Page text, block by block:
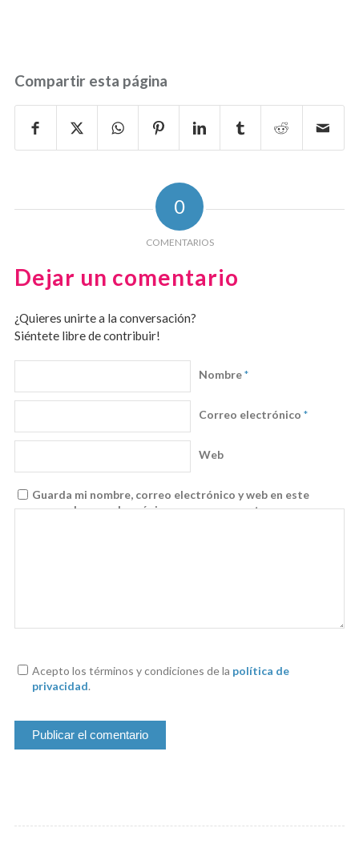
Compartir esta página
0
COMENTARIOS
Dejar un comentario
¿Quieres unirte a la conversación?
Siéntete libre de contribuir!
Nombre*
Correo electrónico *
Web
Guarda mi nombre, correo electrónico y web en este
navegador para la próxima vez que comente.
Acepto los términos y condiciones de la política de
privacidad.